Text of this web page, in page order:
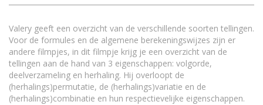
Valery geeft een overzicht van de verschillende soorten tellingen.
Voor de formules en de algemene berekeningswijzes zijn er
andere filmpjes, in dit filmpje krijg je een overzicht van de
tellingen aan de hand van 3 eigenschappen: volgorde,
deelverzameling en herhaling. Hij overloopt de
(herhalings)permutatie, de (herhalings)variatie en de
(herhalings)combinatie en hun respectievelijke eigenschappen.